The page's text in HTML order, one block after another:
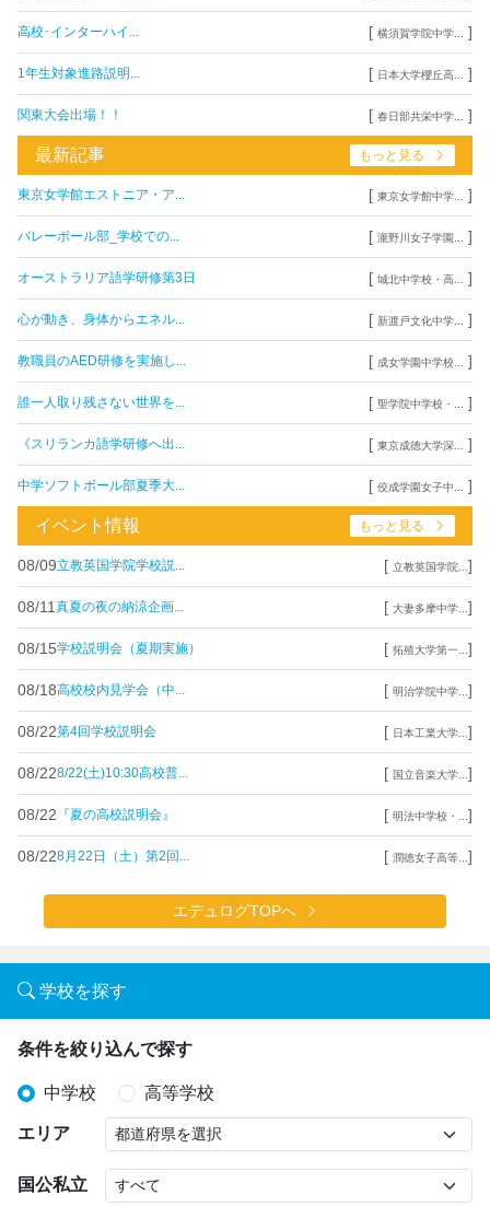
高校･インターハイ... [ 横須賀学院中学... ]
1年生対象進路説明... [ 日本大学櫻丘高... ]
関東大会出場！！ [ 春日部共栄中学... ]
最新記事 もっと見る
東京女学館エストニア・ア... [ 東京女学館中学... ]
バレーボール部_学校での... [ 瀧野川女子学園... ]
オーストラリア語学研修第3日 [ 城北中学校・高... ]
心が動き、身体からエネル... [ 新渡戸文化中学... ]
教職員のAED研修を実施し... [ 成女学園中学校... ]
誰一人取り残さない世界を... [ 聖学院中学校・... ]
《スリランカ語学研修へ出... [ 東京成徳大学深... ]
中学ソフトボール部夏季大... [ 佼成学園女子中... ]
イベント情報 もっと見る
08/09立教英国学院学校説... [ 立教英国学院... ]
08/11 真夏の夜の納涼企画... [ 大妻多摩中学... ]
08/15学校説明会（夏期実施） [ 拓殖大学第一... ]
08/18高校校内見学会（中... [ 明治学院中学... ]
08/22第4回学校説明会 [ 日本工業大学... ]
08/228/22(土)10:30高校普... [ 国立音楽大学... ]
08/22 『夏の高校説明会』 [ 明法中学校・... ]
08/228月22日（土）第2回... [ 潤徳女子高等... ]
エデュログTOPへ
学校を探す
条件を絞り込んで探す
中学校 高等学校
エリア
国公私立